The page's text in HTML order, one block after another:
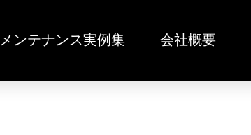
メンテナンス実例集 会社概要